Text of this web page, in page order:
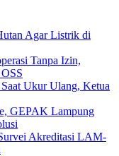
Agar Listrik di
Tanpa Izin,
Ukur Ulang, Ketua
GEPAK Lampung
Akreditasi LAM-